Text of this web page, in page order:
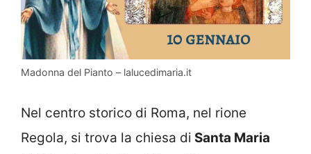
Madonna del Pianto – lalucedimaria.it
Nel centro storico di Roma, nel rione
Regola, si trova la chiesa di Santa Maria